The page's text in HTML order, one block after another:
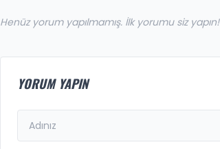
Henüz yorum yapılmamış. İlk yorumu siz yapın!
YORUM YAPIN